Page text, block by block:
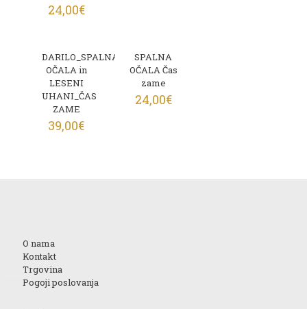
24,00€
DARILO_SPALNA
OČALA in
LESENI
UHANI_ČAS
ZAME
39,00€
SPALNA
OČALA Čas
zame
24,00€
O nama
Kontakt
Trgovina
Pogoji poslovanja